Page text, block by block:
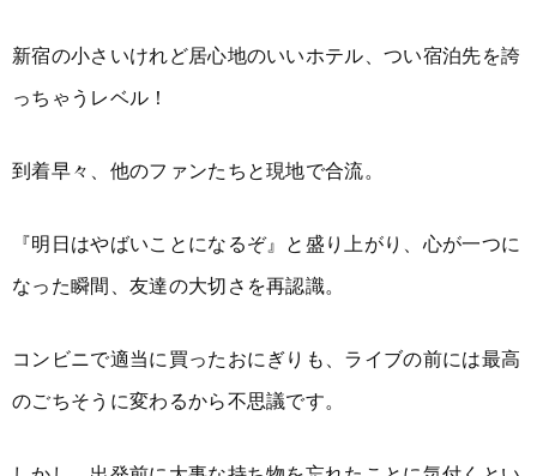
新宿の小さいけれど居心地のいいホテル、つい宿泊先を誇
っちゃうレベル！
到着早々、他のファンたちと現地で合流。
『明日はやばいことになるぞ』と盛り上がり、心が一つに
なった瞬間、友達の大切さを再認識。
コンビニで適当に買ったおにぎりも、ライブの前には最高
のごちそうに変わるから不思議です。